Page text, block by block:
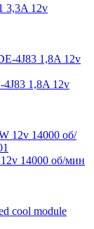
3,3A 12v
4J83 1,8A 12v
14000 об/мин